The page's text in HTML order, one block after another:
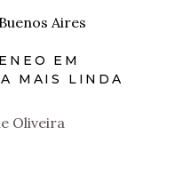
EM
MAIS LINDA
Oliveira